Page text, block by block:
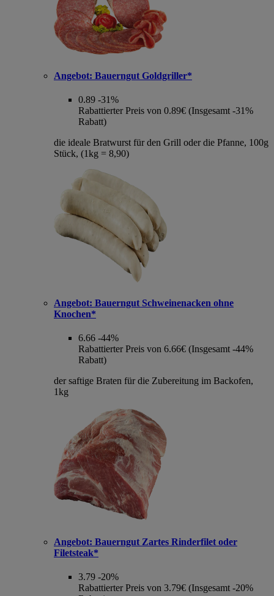
Angebot: Bauerngut Goldgriller*
0.89 -31%
Rabattierter Preis von 0.89€ (Insgesamt -31%
Rabatt)
die ideale Bratwurst für den Grill oder die Pfanne, 100g
Stück, (1kg = 8,90)
Angebot: Bauerngut Schweinenacken ohne
Knochen*
6.66 -44%
Rabattierter Preis von 6.66€ (Insgesamt -44%
Rabatt)
der saftige Braten für die Zubereitung im Backofen,
1kg
Angebot: Bauerngut Zartes Rinderfilet oder
Filetsteak*
3.79 -20%
Rabattierter Preis von 3.79€ (Insgesamt -20%